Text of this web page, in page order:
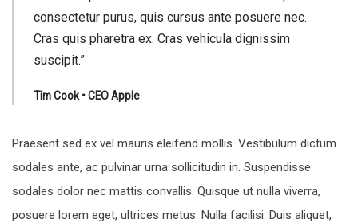
consectetur purus, quis cursus ante posuere nec.
Cras quis pharetra ex. Cras vehicula dignissim
suscipit.”
Tim Cook • CEO Apple
Praesent sed ex vel mauris eleifend mollis. Vestibulum dictum
sodales ante, ac pulvinar urna sollicitudin in. Suspendisse
sodales dolor nec mattis convallis. Quisque ut nulla viverra,
posuere lorem eget, ultrices metus. Nulla facilisi. Duis aliquet,